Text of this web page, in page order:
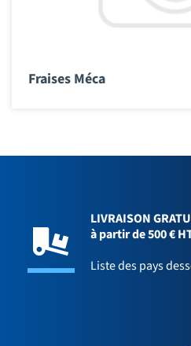
Fraises Méca
LIVRAISON
à partir de 500 €
Liste des pays